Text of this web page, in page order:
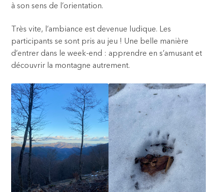
à son sens de l’orientation.
Très vite, l’ambiance est devenue ludique. Les
participants se sont pris au jeu ! Une belle manière
d’entrer dans le week-end : apprendre en s’amusant et
découvrir la montagne autrement.